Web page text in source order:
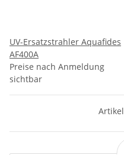
UV-Ersatzstrahler Aquafides
AF400A
Preise nach Anmeldung
sichtbar